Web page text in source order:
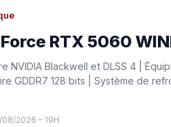
RTX 5060
NVIDIA Blackwell et DLSS 4 |
GDDR7 128 bits | Système de
2026 – 19H